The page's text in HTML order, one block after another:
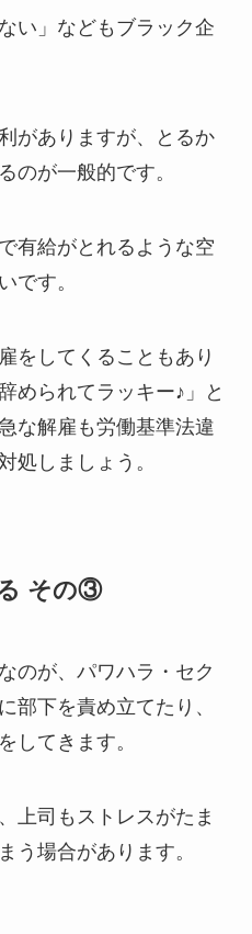
い」などもブラック企
がありますが、とるか
のが一般的です。
有給がとれるような空
です。
をしてくることもあり
められてラッキー♪」と
な解雇も労働基準法違
処しましょう。
その③
のが、パワハラ・セク
部下を責め立てたり、
してきます。
上司もストレスがたま
う場合があります。